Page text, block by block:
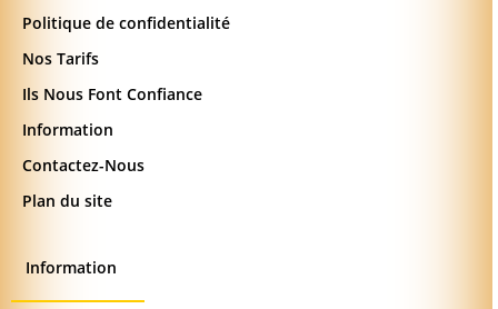
Politique de confidentialité
Nos Tarifs
Ils Nous Font Confiance
Information
Contactez-Nous
Plan du site
Information